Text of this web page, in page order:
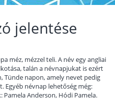
jelentése
méz, mézzel teli. A név egy angliai
talán a névnapjukat is ezért
Tünde napon, amely nevet pedig
névnap lehetőség még:
Pamela Anderson, Hódi Pamela.